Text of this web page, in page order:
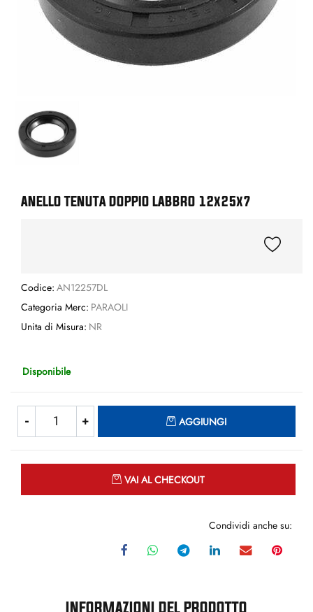
ANELLO TENUTA DOPPIO LABBRO 12x25x7
Codice: AN12257DL
Categoria Merc: PARAOLI
Unita di Misura: NR
Disponibile
AGGIUNGI
VAI AL CHECKOUT
Condividi anche su:
INFORMAZIONI DEL PRODOTTO